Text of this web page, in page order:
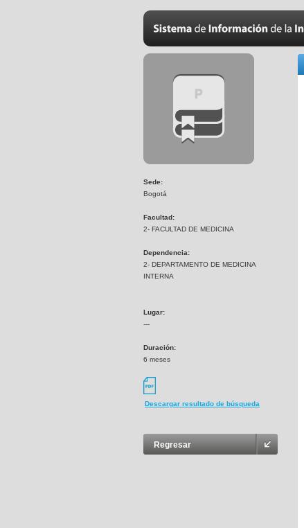
Sede:
Bogotá
Facultad:
2- FACULTAD DE MEDICINA
Dependencia:
2- DEPARTAMENTO DE MEDICINA
INTERNA
Lugar:
---
Duración:
6 meses
Descargar resultado de búsqueda
Regresar